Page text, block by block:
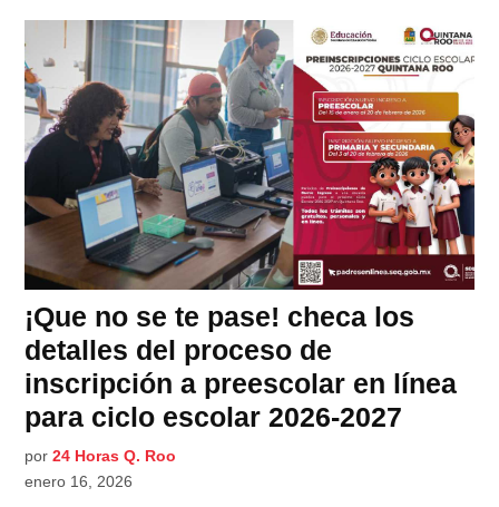
¡Que no se te pase! checa los
detalles del proceso de
inscripción a preescolar en línea
para ciclo escolar 2026-2027
por 24 Horas Q. Roo
enero 16, 2026